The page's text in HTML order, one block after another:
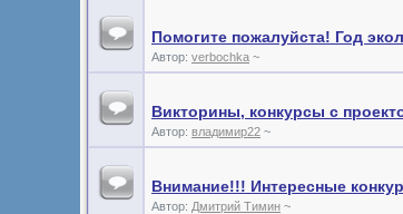
Помогите пожалуйста! Год
Автор: verbochka ~
Викторины, конкурсы с
Автор: владимир22 ~
Внимание!!! Интересные
Автор: Дмитрий Тимин ~